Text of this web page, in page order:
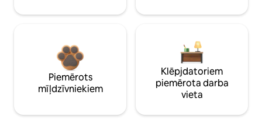
Piemērots
mīļdzīvniekiem
Klēpjdatoriem
piemērota darba
vieta